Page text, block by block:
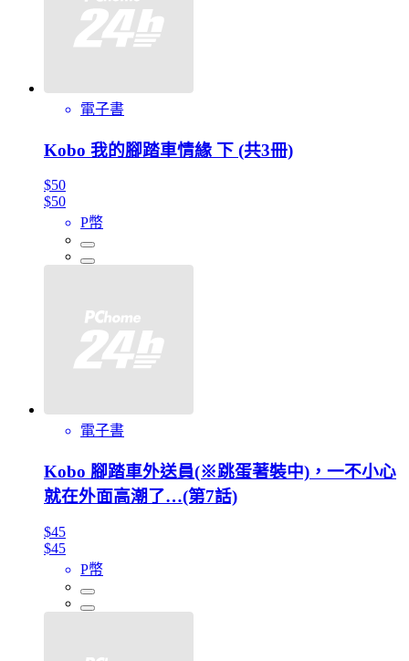
電子書
Kobo 我的腳踏車情緣 下 (共3冊)
$50
$50
P幣
電子書
Kobo 腳踏車外送員(※跳蛋著裝中)，一不小心
就在外面高潮了…(第7話)
$45
$45
P幣